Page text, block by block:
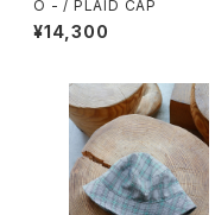
O - / PLAID CAP
¥14,300